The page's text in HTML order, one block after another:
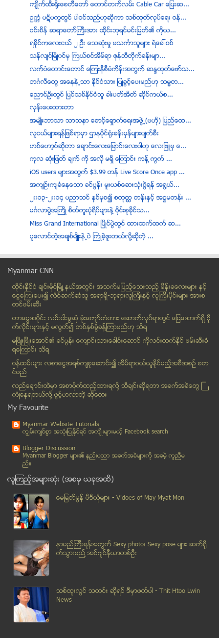
က်ဳိက္ထီး႐ိုးေစတီေတာ္ ေတာင္တက္လမ္း Cable Car ေျပးဆ...
ဥကၠံ ပဋိပကၡတြင္ ပါဝင္သည္ဟုဆိုကာ သစ္ထုတ္လုပ္ေရး ဝန္...
ဝင္းစိန္ ဆရာေတာ္ႀကီးအား ထိုင္းဘုရင္မင္းျမတ္၏ ကိုယ...
ရခိုင္ကေလးငယ္ ၂ ဦး ေသဆုံးမႈ မသကၤာသူမ်ား ရဲေခၚစစ္
သန္လ်င္ၿမိဳ႔၀င္မွ ႀကယ္စင္အိမ္ရာ ဇုန္ဘီတိုက္ခန္းမ်ာ...
လက္ပံေတာင္းေတာင္ ေၾကးနီစီမံကိန္းအတြက္ ဆႏၵထုတ္ေဖာ္သ...
ဘဂၤလီေတြ အေနနဲ႕သာ ႏိုင္ငံသား ျပဳခြင့္ေပးမည္ဟု သမၼတ...
ေညာင္ဦးတြင္ ျပင္သစ္ႏိုင္ငံသူ ခါးပတ္အိတ္ ဆိုင္ကယ္စ...
လွန္းေပးထားတာ
အမ်ဳိးဘာသာ သာသနာ ေစာင့္ေရွာက္ေရးအဖြဲ႕(ဗဟုိ) ျပည္ေထ...
လူငယ္မ်ားရန္ျဖစ္ရာမွာ ဌာနပုိင္႐ုံးခန္းမွန္မ်ားပ်က္စီး
ဟစ္ေဟာ့ပ္ဆုိတာ ေခ်ာင္းေလးေျမာင္းေလးပါဟု ေလးျဖဴမွ ေ...
ကုလ ဆံုးျဖတ္ ခ်က္ ကို အလို မရွိ ေၾကာင္း ကန္ ့ကြက္ ...
iOS users မ်ားအတြက္ $3.99 တန္ Live Score Once app ...
အက်ဥ္းက်ခံေနေသာ ခင္ပြန္း မူးယစ္ေဆးသုံးစြဲရန္ အ႐ြယ္...
၂၀၁၃-၂၀၁၄ ပညာသင္ ႏွစ္မွစ၍ စတုတၳ တန္းႏွင့္ အ႒မတန္း ...
မဂၤလာပြဲအႀကိဳ စိတ္ကူးပုံရိပ္မ်ားနဲ႔ ဝုိင္းစုခုိင္သ...
Miss Grand International ၿပိဳင္ပြဲတြင္ ထားထက္ထက္ ဆ...
ပူေလာင္တဲ့အခ်စ္မ်ိဳးနဲ႕ပဲ ႀကံဳခဲ့ဖူးတယ္လို႔ဆိုတဲ့ ...
မေလးရွားကုန္စည္ျပပြဲမွ ေပးအပ္သည့္ Explore Quest Wi...
ဘာသာေရးအေဆာက္အအံု ဗံုးခြဲဖို႔ ႀကံစည္သူေတြ ဖမ္းမိ
ရဲခ်ဳပ္မ်ား၊ ေထြအုပ္မ်ားႏွင့္ ၿမိဳ႕နယ္ရဲစခန္းမ်ားက...
ဘာေၾကာင့္ အေၾကာဆန္႔သင့္တာလဲ
Facebook အဆိုေတာ္ ေမျမတ္မြန္နဲ႔ အင္တာဗ်ဴး
စင္ကာပူ ဝန္ႀကီးခ်ဳပ္႐ံုးခန္း အလည္လာတဲ့ ဇီးကြက္
အမည္မသိလူေလးဦး တိုက္ခန္းတြင္း၀င္ကာ ဓားျဖင့္ခုတ္
အသက္ ၁၇ ႏွစ္အရြယ္ လူငယ္တစ္ဦးကို ဆယ္အိမ္မွဴးက ဝါယာ...
အမ်ဳိးသား ဒီမိုကေရစီအဖြဲ႕ခ်ဳပ္ ဥကၠ႒ ေဒၚေအာင္ဆန္းစု...
“ႏႈတ္ဆက္စကား...မွတ္သားစရာ”
ဆီးဂိမ္းစ္ၿပိဳင္ပြဲ လုံျခံဳေရးအတြက္ ခုိး၊ ဆုိး၊ ႏႈ...
႐ိုဟင္ဂ်ာမ်ားအား ႏိုင္ငံသားျဖစ္ခြင့္ေပးရန္ ကုလသမဂၢ...
မႏၲေလးၿမိဳ႕၊ ခ်မ္းေအးသာစံ ၿမိဳ႕နယ္အတြင္းရွိ ေနအိမ္...
ေပါက္ေတာျမိဳ႕နယ္မွ အသက္ (၅) ႏွစ္အရြယ္ ကေလးမ သတ္မူ ...
ျမန္မာအမ်ဳိးသမီးမ်ားကုိ အဓိကထားၿပီး ျမန္မာ-တ႐ုတ္နယ...
ပ်က္သြားတဲ့ Data ေတြဘယ္လိုျပန္ယူၾကမလဲ
ၾကာညိဳျပင္ရြာမွ ၆ ႏွစ္ အရြယ္ ကေလးမ သတ္ျဖတ္မူ သံသယ ...
ရခုိင္ျပည္နယ္ ေက်ာက္ေတာ္တြင္ ေျခာက္ႏွစ္အရြယ္ သမီးင...
ဗဟန္းၿမိဳ႕နယ္ရွိ ေဆာက္လုပ္ေရးလုပ္ငန္းခြင္မွ လုပ္သာ...
စကၤာပူေက်ာင္း ၁၃ ေက်ာင္း၏ ဝက္ဘ္ဆုိက္မ်ား တုိက္ခိုက...
အစြန္းခၽြတ္ေဆးျဖင့္ အေရျပားပ်က္စီးမႈကို ကုသႏိုင္ရန...
မႏၲေလးဘူတာႀကီးေရွ႕တြင္ ကားေစာင့္ေနစဥ္ အိတ္လုခံရ
Myanmar CNN
ထိုင္းနို္င္ငံ ခ်င္းမိုင္ျမိဳ ့နယ္အတြင္း အသက္မျပည့္ေသးသည့္ မိန္းခေလးမ်ား နွင့္
ေငြေၾကးေပး၍ လိင္ဆက္ဆံသူ အရာရွိ-ဘုရားလူၾကီးနွင့္ လူၾကီးပိုင္းမ်ား အားစ
တင္ဖမ္းဆီး
တာေမြအ၀ိုင္း လမ္းငါးခြဆံု ခံုးေက်ာ္တံတား ေဆာက္လုပ္ရာတြင္ ေျမေအာက္ရွိ ပို
က္လိုင္းမ်ားႏွင့္ မလြတ္၍ တစ္ႏွစ္ခြဲခန္႔ၾကာမည္ဟု သိရ
မၿဖိဳးၿဖိဳးေအာင္၏ ခင္ပြန္း ေက်ာင္းသားေခါင္းေဆာင္ ကိုလင္းထက္ႏိုင္ ဖမ္းဆီးခံ
ရေၾကာင္း သိရ
၀န္ထမ္းမ်ား လစာေငြအရစ္က်စုေဆာင္း၍ အိမ္ရာ၀ယ္ယူႏုိင္မည့္အစီအစဥ္ စတ
င္မည္
လည္ေခ်ာင္းထဲမွာ အစာပိုက္ထည့္ထားရလုိ႔ သီခ်င္းဆုိရတာ အခက္အခဲေတြ ႀ
ကံဳေနရတယ္လို႔ ဖြင့္ဟလာတဲ့ ဆုိေတး
My Favourite
Myanmar Website Tutorials
ကၽြမ္းက်င္စြာ အသုံးျပဳႏုိင္ရင္ အက်ိဳးမ်ားမယ့္ Facebook search
Blogger Discussion
Myanmar Blogger မ်ား၏ နည္းပညာ အခက္အခဲမ်ားကုိ အခမဲ့ ကူညီမ
ည္။
လူၾကည့္အမ်ားဆုံး (အစမွ ယခုအထိ)
ေမျမတ္မြန္ ဗီဒီယုိမ်ား - Vidoes of May Myat Mon
နာမည္ၾကီးရန္အတြက္ Sexy photo၊ Sexy pose မ်ား ဆက္ရို
က္သြားမည္႔ အင္ဂ်င္နီယာတစ္ဦး
သစ္ထူးလြင္ သတင္း ဆုိရင္ ဒီမွာဖတ္ပါ - Thit Htoo Lwin
News